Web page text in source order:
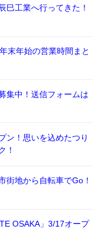
巳工業へ行ってきた！
末年始の営業時間まと
集中！送信フォームは
ン！思いを込めたつり
！
街地から自転車でGo！
OSAKA」3/17オープ